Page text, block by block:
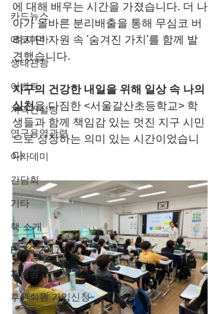
카드뉴스
에코마마
생태관광
이벤트
지역컨설팅
연구용역관련
아카데미
간담회
기타
책 소개
ESTC 2017
채용공고
후원회원 가입신청
에 대해 배우는 시간을 가졌습니다. 더 나
아가 올바른 분리배출을 통해 무심코 버
려지던 자원 속 '숨겨진 가치'를 함께 발
견했습니다.
지구의 건강한 내일을 위해 일상 속 나의
실천을 다짐한 <서울갈산초등학교> 학
생들과 함께 책임감 있는 멋진 지구 시민
으로 성장하는 의미 있는 시간이었습니
다.